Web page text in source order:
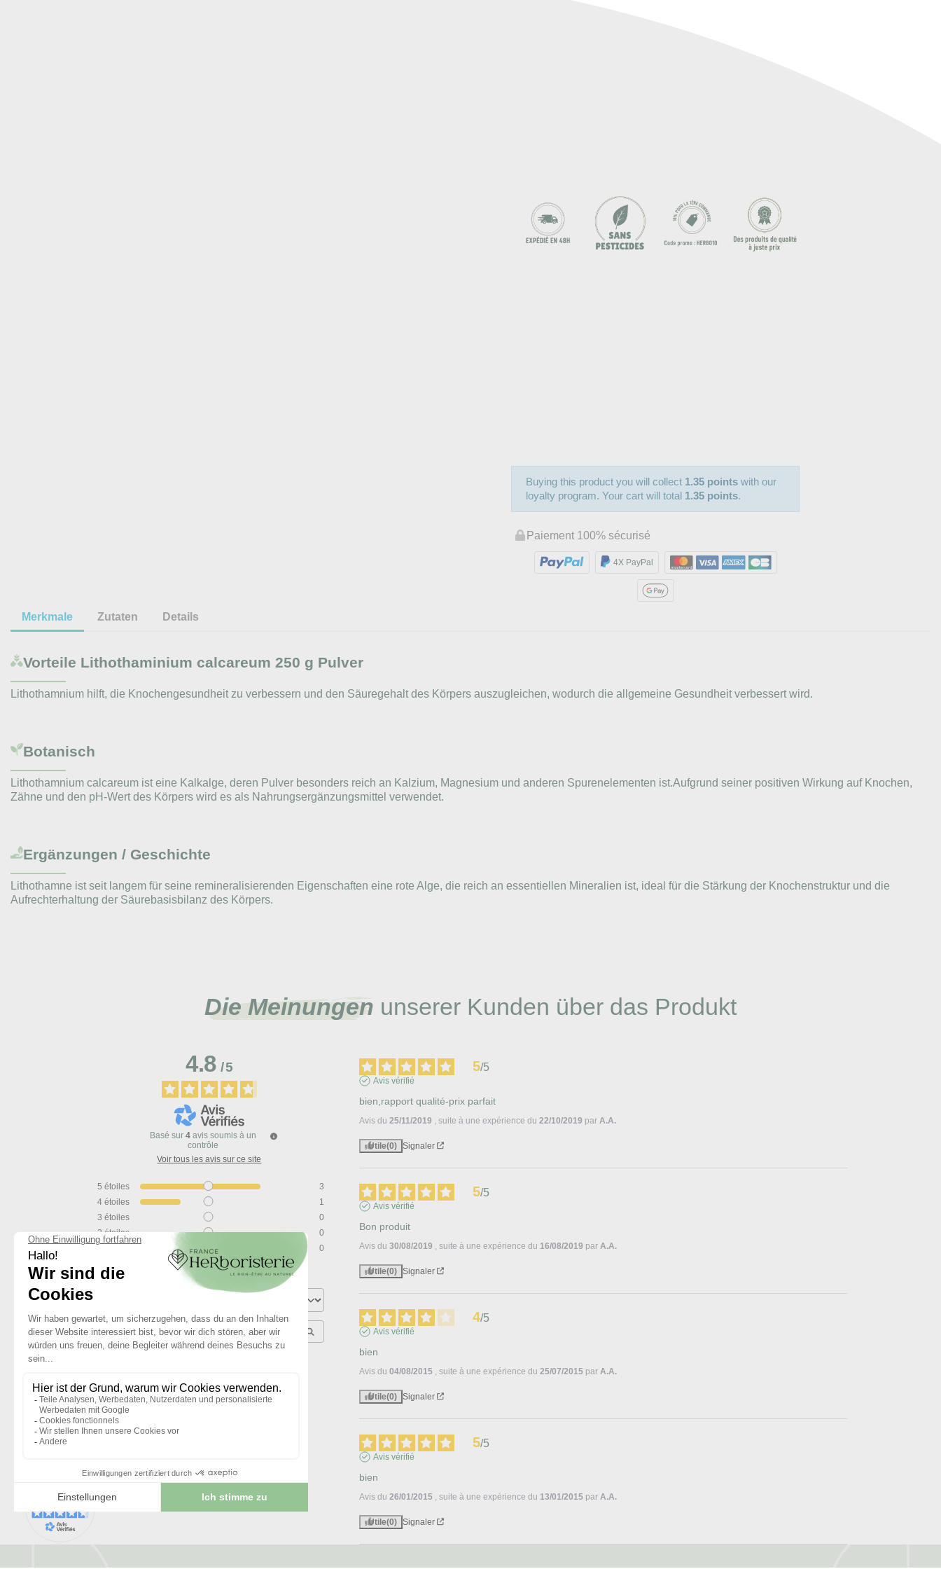
Buying this product you will collect 1.35 points with our
loyalty program. Your cart will total 1.35 points.
Paiement 100% sécurisé
4X PayPal
Merkmale Zutaten Details
Vorteile Lithothaminium calcareum 250 g Pulver
Lithothamnium hilft, die Knochengesundheit zu verbessern und den Säuregehalt des Körpers auszugleichen, wodurch die allgemeine Gesundheit verbessert wird.
Botanisch
Lithothamnium calcareum ist eine Kalkalge, deren Pulver besonders reich an Kalzium, Magnesium und anderen Spurenelementen ist.Aufgrund seiner positiven Wirkung auf Knochen,
Zähne und den pH-Wert des Körpers wird es als Nahrungsergänzungsmittel verwendet.
Ergänzungen / Geschichte
Lithothamne ist seit langem für seine remineralisierenden Eigenschaften eine rote Alge, die reich an essentiellen Mineralien ist, ideal für die Stärkung der Knochenstruktur und die
Aufrechterhaltung der Säurebasisbilanz des Körpers.
Die Meinungen unserer Kunden über das Produkt
4.8/5
Basé sur 4 avis soumis à un
contrôle
Voir tous les avis sur ce site
5étoiles
3
4étoiles
1
3étoiles
0
2étoiles
0
1
0
Trier les avis
5/5
Avis vérifié
bien,rapport qualité-prix parfait
Avis du 25/11/2019 , suite à une expérience du 22/10/2019 par A.A.
Utile(0) Signaler
5/5
Avis vérifié
Bon produit
Avis du 30/08/2019 , suite à une expérience du 16/08/2019 par A.A.
Utile(0) Signaler
4/5
Avis vérifié
bien
Avis du 04/08/2015 , suite à une expérience du 25/07/2015 par A.A.
Utile(0) Signaler
5/5
Avis vérifié
bien
Avis du 26/01/2015 , suite à une expérience du 13/01/2015 par A.A.
Utile(0) Signaler